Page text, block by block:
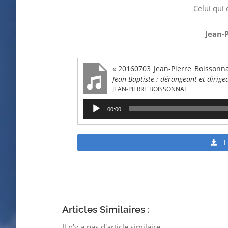
Celui qui
« 20160703_Jean-
Jean-Baptiste : dérangeant et
JEAN-PIERRE BOISSONNAT
Lecteur
audio
00:00
Articles Similaires :